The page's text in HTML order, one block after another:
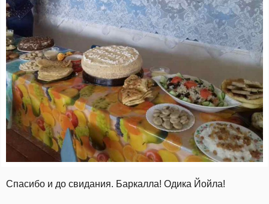
Спасибо и до свидания. Баркалла! Одика Йойла!